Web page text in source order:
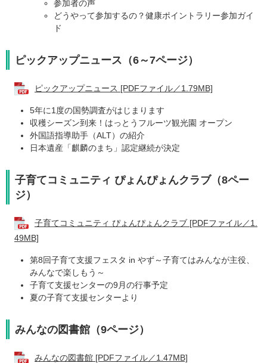
参加者の声
どうやって参加するの？健康ポイントラリー参加ガイ
ド
ピックアップニュース（6～7ページ）
ピックアップニュース [PDFファイル／1.79MB]
5年に1度の国勢調査がはじまります
収穫シーズン到来！はっとうフルーツ観光園 オープン
外国語指導助手（ALT）の紹介
日本遺産「麒麟のまち」認定継続が決定
子育てコミュニティ ぴょんぴょんクラブ（8ペー
ジ）
子育てコミュニティ ぴょんぴょんクラブ [PDFファイル／1.
49MB]
第8回子育て支援フェスタ in やず～子育てはみんなが主役、
みんなで楽しもう～
子育て支援センターの9月の行事予定
夏の子育て支援センターより
みんなの図書館（9ページ）
みんなの図書館 [PDFファイル／1.47MB]